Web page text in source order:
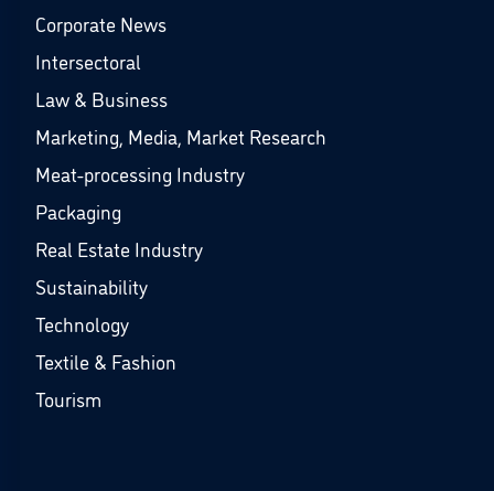
Corporate News
Intersectoral
Law & Business
Marketing, Media, Market Research
Meat-processing Industry
Packaging
Real Estate Industry
Sustainability
Technology
Textile & Fashion
Tourism